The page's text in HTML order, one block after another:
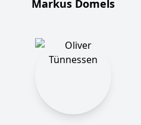
Markus Domels